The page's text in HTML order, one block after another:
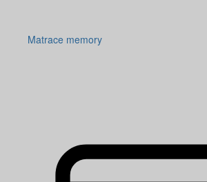
Matrace memory